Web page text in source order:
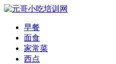
早餐
面食
家常菜
西点